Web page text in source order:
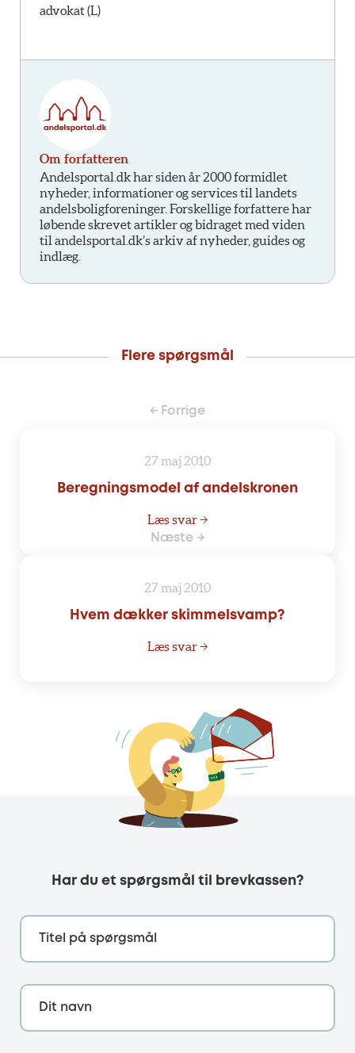
advokat (L)
Om forfatteren
Andelsportal.dk har siden år 2000 formidlet
nyheder, informationer og services til landets
andelsboligforeninger. Forskellige forfattere har
løbende skrevet artikler og bidraget med viden
til andelsportal.dk’s arkiv af nyheder, guides og
indlæg.
Flere spørgsmål
← Forrige
27 maj 2010
Beregningsmodel af andelskronen
Læs svar →
Næste →
27 maj 2010
Hvem dækker skimmelsvamp?
Læs svar →
Har du et spørgsmål til brevkassen?
Titel på spørgsmål
Dit navn